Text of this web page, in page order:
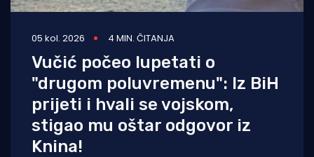
05 kol. 2026 4 MIN. ČITANJA
Vučić počeo lupetati o
"drugom poluvremenu": Iz BiH
prijeti i hvali se vojskom,
stigao mu oštar odgovor iz
Knina!